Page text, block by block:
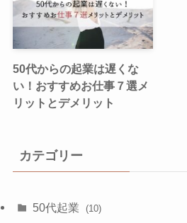
50代からの起業は遅くな
い！おすすめお仕事７選メ
リットとデメリット
カテゴリー
50代起業 (10)